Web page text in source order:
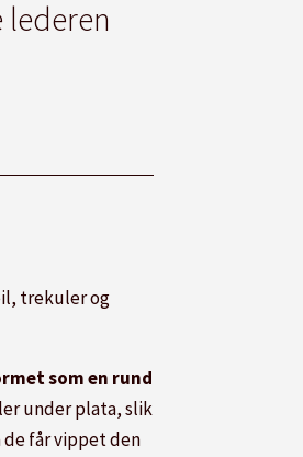
trekuler og
som en rund
under plata, slik
de får vippet den